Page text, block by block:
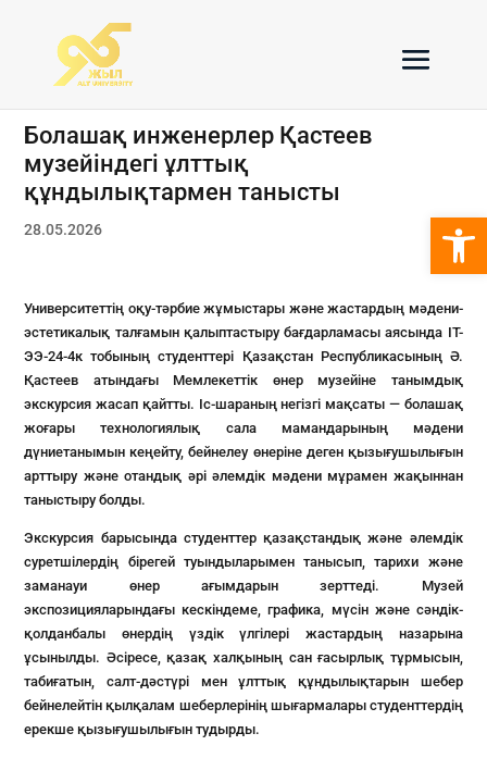
Болашақ инженерлер Қастеев
музейіндегі ұлттық
құндылықтармен танысты
28.05.2026
Университеттің оқу-тәрбие жұмыстары және жастардың мәдени-
эстетикалық талғамын қалыптастыру бағдарламасы аясында IT-
ЭЭ-24-4к тобының студенттері Қазақстан Республикасының Ә.
Қастеев атындағы Мемлекеттік өнер музейіне танымдық
экскурсия жасап қайтты. Іс-шараның негізгі мақсаты — болашақ
жоғары технологиялық сала мамандарының мәдени
дүниетанымын кеңейту, бейнелеу өнеріне деген қызығушылығын
арттыру және отандық әрі әлемдік мәдени мұрамен жақыннан
таныстыру болды.
Экскурсия барысында студенттер қазақстандық және әлемдік
суретшілердің бірегей туындыларымен танысып, тарихи және
заманауи өнер ағымдарын зерттеді. Музей
экспозицияларындағы кескіндеме, графика, мүсін және сәндік-
қолданбалы өнердің үздік үлгілері жастардың назарына
ұсынылды. Әсіресе, қазақ халқының сан ғасырлық тұрмысын,
табиғатын, салт-дәстүрі мен ұлттық құндылықтарын шебер
бейнелейтін қылқалам шеберлерінің шығармалары студенттердің
ерекше қызығушылығын тудырды.